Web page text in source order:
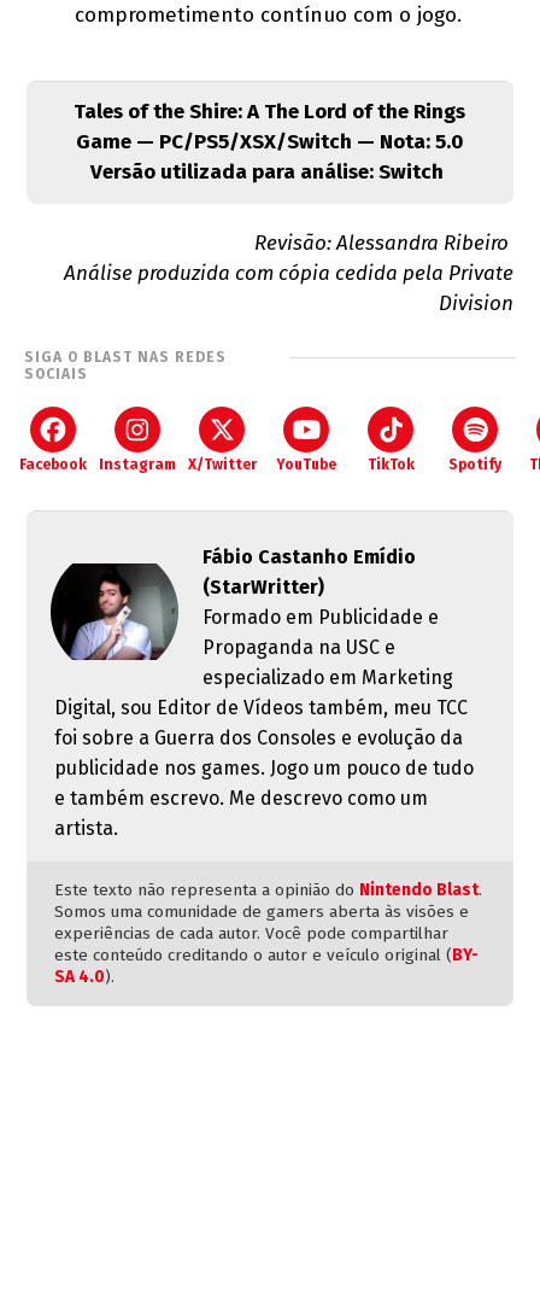
comprometimento contínuo com o jogo.
Tales of the Shire: A The Lord of the Rings
Game — PC/PS5/XSX/Switch — Nota: 5.0
Versão utilizada para análise: Switch
Revisão: Alessandra Ribeiro
Análise produzida com cópia cedida pela Private
Division
SIGA O BLAST NAS REDES
SOCIAIS
Facebook Instagram X/Twitter YouTube TikTok Spotify
Fábio Castanho Emídio
(StarWritter)
Formado em Publicidade e
Propaganda na USC e
especializado em Marketing
Digital, sou Editor de Vídeos também, meu TCC
foi sobre a Guerra dos Consoles e evolução da
publicidade nos games. Jogo um pouco de tudo
e também escrevo. Me descrevo como um
artista.
Este texto não representa a opinião do Nintendo Blast.
Somos uma comunidade de gamers aberta às visões e
experiências de cada autor. Você pode compartilhar
este conteúdo creditando o autor e veículo original (BY-
SA 4.0).